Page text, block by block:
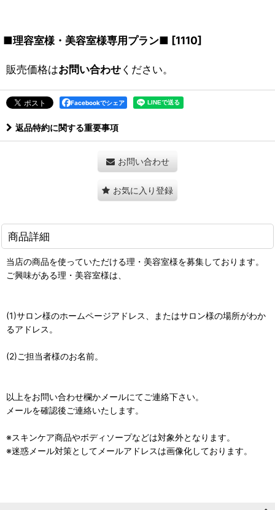
■理容室様・美容室様専用プラン■ [1110]
販売価格はお問い合わせください。
Facebookでシェア
返品特約に関する重要事項
お問い合わせ
お気に入り登録
商品詳細
当店の商品を使っていただける理・美容室様を募集しております。
ご興味がある理・美容室様は、
(1)サロン様のホームページアドレス、またはサロン様の場所がわか
るアドレス。
(2)ご担当者様のお名前。
以上をお問い合わせ欄かメールにてご連絡下さい。
メールを確認後ご連絡いたします。
※スキンケア商品やボディソープなどは対象外となります。
※迷惑メール対策としてメールアドレスは画像化しております。